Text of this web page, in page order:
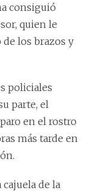
consiguió
quien le
los brazos y
policiales
parte, el
en el rostro
más tarde en
de la